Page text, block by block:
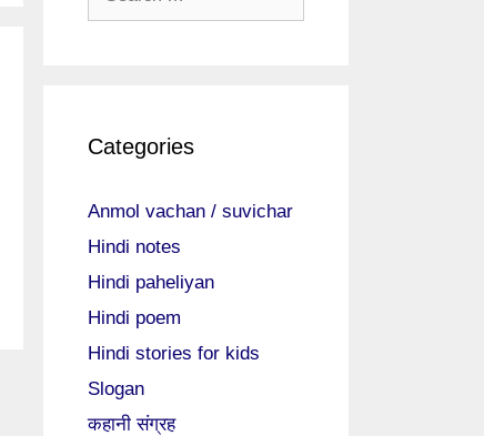
Categories
Anmol vachan / suvichar
Hindi notes
Hindi paheliyan
Hindi poem
Hindi stories for kids
Slogan
कहानी संग्रह